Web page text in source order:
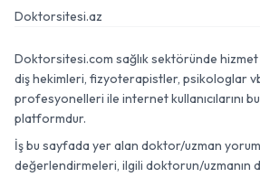
Doktorsitesi.az
Doktorsitesi.com sağlık sektöründe
diş hekimleri, fizyoterapistler, psikologlar
profesyonelleri ile internet kullanıcılarını
platformdur.
İş bu sayfada yer alan doktor/uzman
değerlendirmeleri, ilgili doktorun/uzmanın